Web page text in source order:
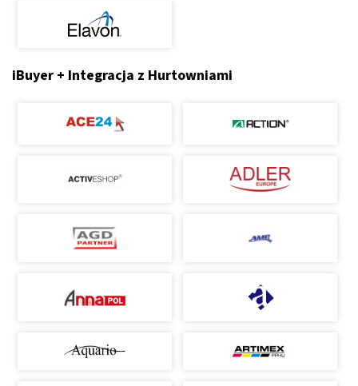
iBuyer + Integracja z Hurtowniami